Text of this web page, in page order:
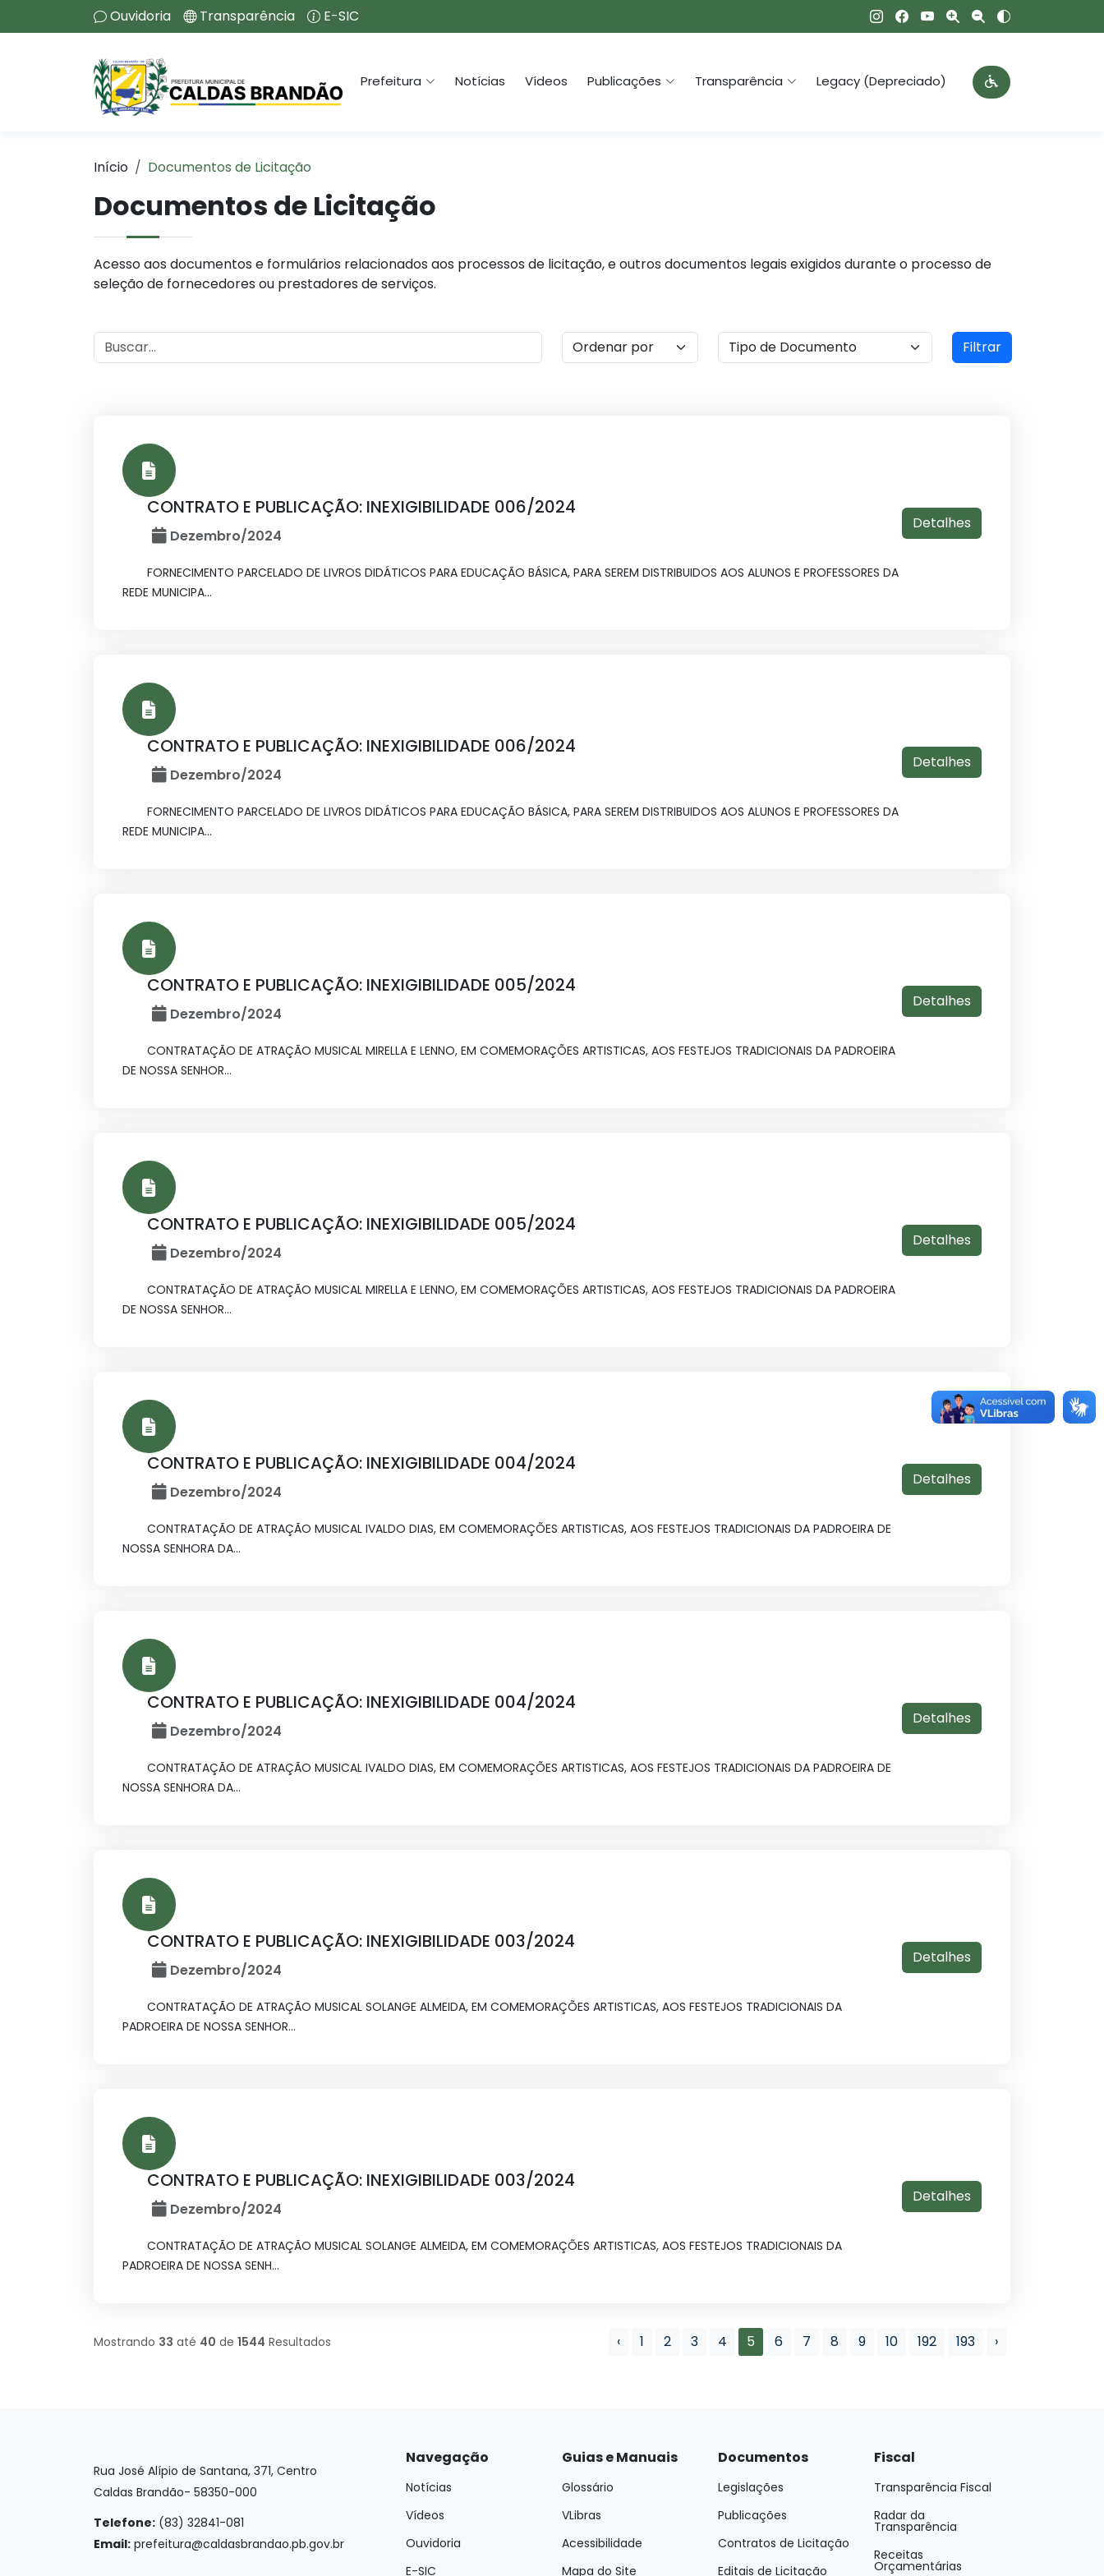
Ouvidoria Transparência E-SIC
Prefeitura Notícias Vídeos Publicações Transparência Legacy (Depreciado)
Início Documentos de Licitação
Documentos de Licitação
Acesso aos documentos e formulários relacionados aos processos de licitação, e outros documentos legais exigidos durante o processo de
seleção de fornecedores ou prestadores de serviços.
Filtrar
CONTRATO E PUBLICAÇÃO: INEXIGIBILIDADE 006/2024
Dezembro/2024
FORNECIMENTO PARCELADO DE LIVROS DIDÁTICOS PARA EDUCAÇÃO BÁSICA, PARA SEREM DISTRIBUIDOS AOS ALUNOS E PROFESSORES DA
REDE MUNICIPA...
Detalhes
CONTRATO E PUBLICAÇÃO: INEXIGIBILIDADE 006/2024
Dezembro/2024
FORNECIMENTO PARCELADO DE LIVROS DIDÁTICOS PARA EDUCAÇÃO BÁSICA, PARA SEREM DISTRIBUIDOS AOS ALUNOS E PROFESSORES DA
REDE MUNICIPA...
Detalhes
CONTRATO E PUBLICAÇÃO: INEXIGIBILIDADE 005/2024
Dezembro/2024
CONTRATAÇÃO DE ATRAÇÃO MUSICAL MIRELLA E LENNO, EM COMEMORAÇÕES ARTISTICAS, AOS FESTEJOS TRADICIONAIS DA PADROEIRA
DE NOSSA SENHOR...
Detalhes
CONTRATO E PUBLICAÇÃO: INEXIGIBILIDADE 005/2024
Dezembro/2024
CONTRATAÇÃO DE ATRAÇÃO MUSICAL MIRELLA E LENNO, EM COMEMORAÇÕES ARTISTICAS, AOS FESTEJOS TRADICIONAIS DA PADROEIRA
DE NOSSA SENHOR...
Detalhes
CONTRATO E PUBLICAÇÃO: INEXIGIBILIDADE 004/2024
Dezembro/2024
CONTRATAÇÃO DE ATRAÇÃO MUSICAL IVALDO DIAS, EM COMEMORAÇÕES ARTISTICAS, AOS FESTEJOS TRADICIONAIS DA PADROEIRA DE
NOSSA SENHORA DA...
Detalhes
CONTRATO E PUBLICAÇÃO: INEXIGIBILIDADE 004/2024
Dezembro/2024
CONTRATAÇÃO DE ATRAÇÃO MUSICAL IVALDO DIAS, EM COMEMORAÇÕES ARTISTICAS, AOS FESTEJOS TRADICIONAIS DA PADROEIRA DE
NOSSA SENHORA DA...
Detalhes
CONTRATO E PUBLICAÇÃO: INEXIGIBILIDADE 003/2024
Dezembro/2024
CONTRATAÇÃO DE ATRAÇÃO MUSICAL SOLANGE ALMEIDA, EM COMEMORAÇÕES ARTISTICAS, AOS FESTEJOS TRADICIONAIS DA
PADROEIRA DE NOSSA SENHOR...
Detalhes
CONTRATO E PUBLICAÇÃO: INEXIGIBILIDADE 003/2024
Dezembro/2024
CONTRATAÇÃO DE ATRAÇÃO MUSICAL SOLANGE ALMEIDA, EM COMEMORAÇÕES ARTISTICAS, AOS FESTEJOS TRADICIONAIS DA
PADROEIRA DE NOSSA SENH...
Detalhes
Mostrando 33 até 40 de 1544 Resultados ‹ 1 2 3 4 5 6 7 8 9 10 192 193 ›
Rua José Alípio de Santana, 371, Centro
Caldas Brandão- 58350-000
Telefone: (83) 32841-081
Email: prefeitura@caldasbrandao.pb.gov.br
Navegação
Notícias
Vídeos
Ouvidoria
E-SIC
Guias e Manuais
Glossário
VLibras
Acessibilidade
Mapa do Site
Documentos
Legislações
Publicações
Contratos de Licitação
Editais de Licitação
Fiscal
Transparência Fiscal
Radar da
Transparência
Receitas
Orçamentárias